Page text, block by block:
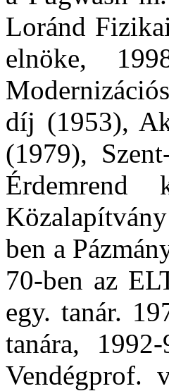
Loránd
elnöke,
díj (1953),
(1979),
Érdemrend
ben a
70-ben az
egy. tanár.
tanára,
Vendégprof.